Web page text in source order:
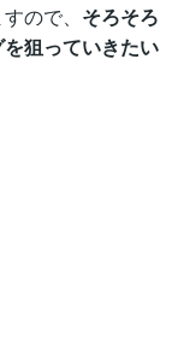
ので、 そろそろ
狙っていきたい